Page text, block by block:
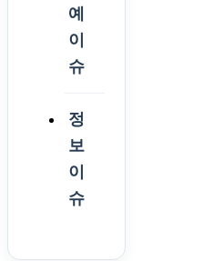
예
이
슈
정
보
이
슈